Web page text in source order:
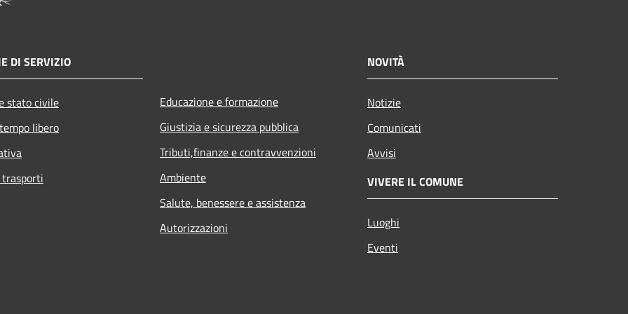
DI SERVIZIO
stato civile
libero
Educazione e formazione
Giustizia e sicurezza pubblica
Tributi,finanze e contravvenzioni
Ambiente
Salute, benessere e assistenza
Autorizzazioni
NOVITÀ
Notizie
Comunicati
Avvisi
VIVERE IL COMUNE
Luoghi
Eventi